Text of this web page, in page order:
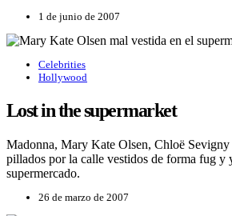
1 de junio de 2007
Celebrities
Hollywood
Lost in the supermarket
Madonna, Mary Kate Olsen, Chloë
pillados por la calle vestidos de forma fug y
supermercado.
26 de marzo de 2007